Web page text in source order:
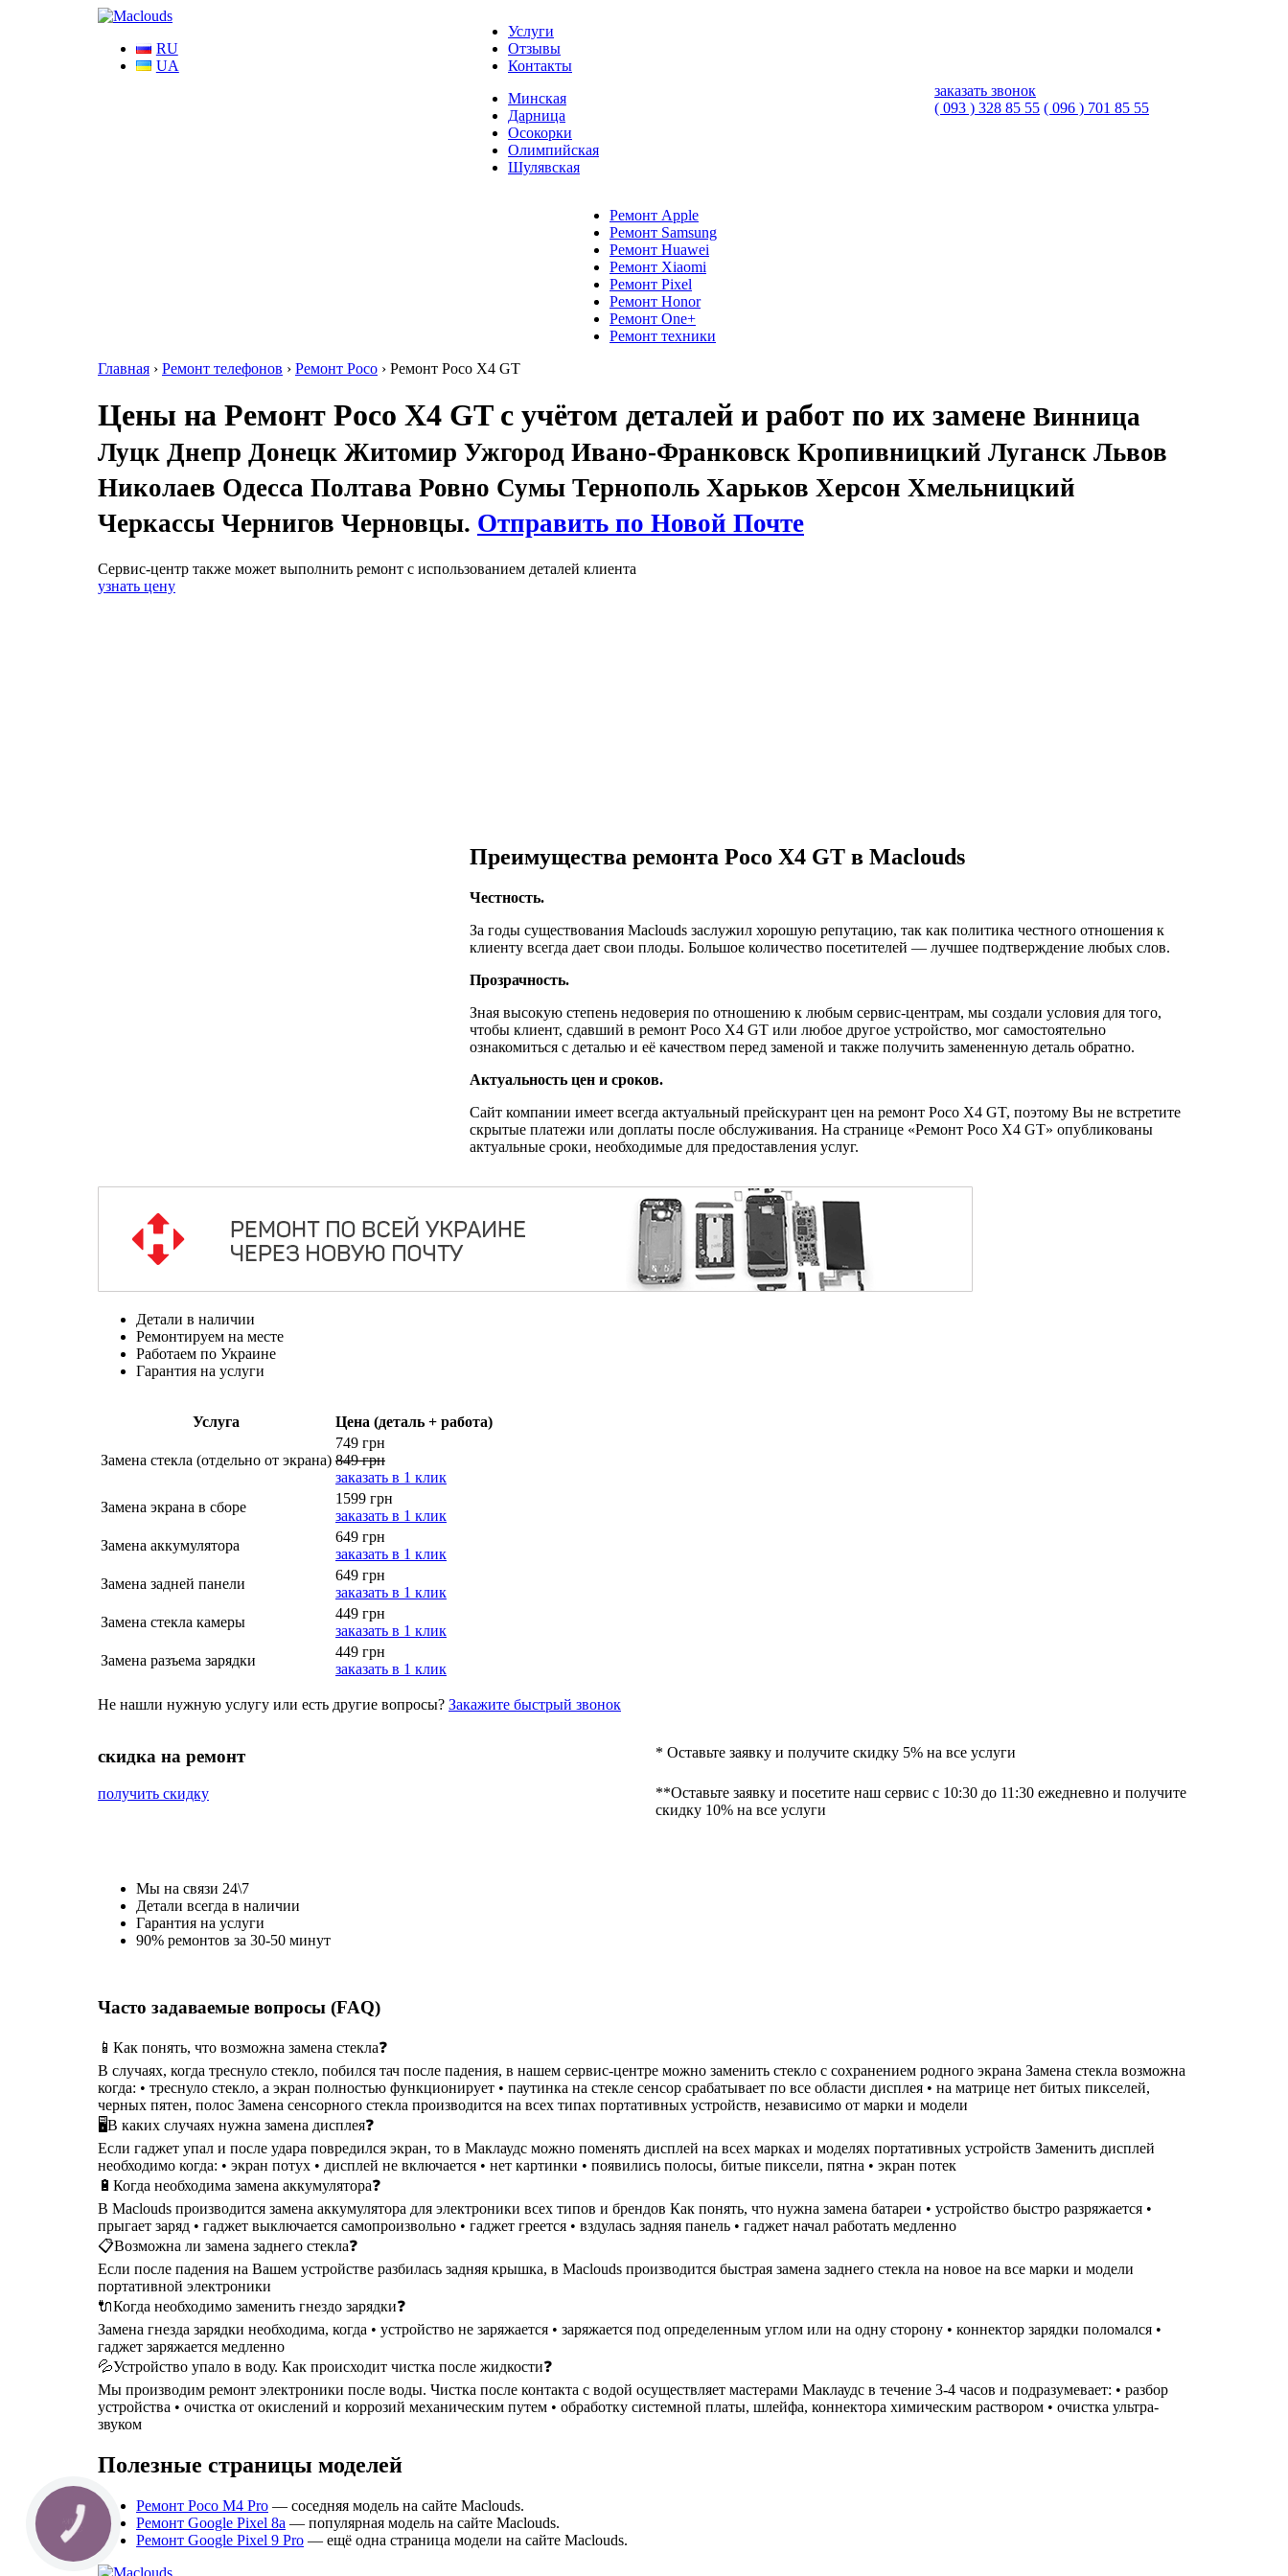
RU
UA
Услуги
Отзывы
Контакты
Минская
Дарница
Осокорки
Олимпийская
Шулявская
заказать звонок
( 093 ) 328 85 55 ( 096 ) 701 85 55
Ремонт Apple
Ремонт Samsung
Ремонт Huawei
Ремонт Xiaomi
Ремонт Pixel
Ремонт Honor
Ремонт One+
Ремонт техники
Главная › Ремонт телефонов › Ремонт Poco › Ремонт Poco X4 GT
Цены на Ремонт Poco X4 GT с учётом деталей и работ по их замене Винница
Луцк Днепр Донецк Житомир Ужгород Ивано-Франковск Кропивницкий Луганск Львов
Николаев Одесса Полтава Ровно Сумы Тернополь Харьков Херсон Хмельницкий
Черкассы Чернигов Черновцы. Отправить по Новой Почте
Сервис-центр также может выполнить ремонт с использованием деталей клиента
узнать цену
Преимущества ремонта Poco X4 GT в Maclouds
Честность.
За годы существования Maclouds заслужил хорошую репутацию, так как политика честного отношения к
клиенту всегда дает свои плоды. Большое количество посетителей — лучшее подтверждение любых слов.
Прозрачность.
Зная высокую степень недоверия по отношению к любым сервис-центрам, мы создали условия для того,
чтобы клиент, сдавший в ремонт Poco X4 GT или любое другое устройство, мог самостоятельно
ознакомиться с деталью и её качеством перед заменой и также получить замененную деталь обратно.
Актуальность цен и сроков.
Сайт компании имеет всегда актуальный прейскурант цен на ремонт Poco X4 GT, поэтому Вы не встретите
скрытые платежи или доплаты после обслуживания. На странице «Ремонт Poco X4 GT» опубликованы
актуальные сроки, необходимые для предоставления услуг.
Детали в наличии
Ремонтируем на месте
Работаем по Украине
Гарантия на услуги
Услуга Цена (деталь + работа)
Замена стекла (отдельно от экрана)
749 грн
849 грн
заказать в 1 клик
Замена экрана в сборе
1599 грн
заказать в 1 клик
Замена аккумулятора
649 грн
заказать в 1 клик
Замена задней панели
649 грн
заказать в 1 клик
Замена стекла камеры
449 грн
заказать в 1 клик
Замена разъема зарядки
449 грн
заказать в 1 клик
Не нашли нужную услугу или есть другие вопросы? Закажите быстрый звонок
cкидка на ремонт
получить скидку
* Оставьте заявку и получите скидку 5% на все услуги
**Оставьте заявку и посетите наш сервис с 10:30 до 11:30 ежедневно и получите
скидку 10% на все услуги
Мы на связи 24\7
Детали всегда в наличии
Гарантия на услуги
90% ремонтов за 30-50 минут
Часто задаваемые вопросы (FAQ)
📱Как понять, что возможна замена стекла❓
В случаях, когда треснуло стекло, побился тач после падения, в нашем сервис-центре можно заменить стекло с сохранением родного экрана Замена стекла возможна
когда: • треснуло стекло, а экран полностью функционирует • паутинка на стекле сенсор срабатывает по все области дисплея • на матрице нет битых пикселей,
черных пятен, полос Замена сенсорного стекла производится на всех типах портативных устройств, независимо от марки и модели
🖥В каких случаях нужна замена дисплея❓
Если гаджет упал и после удара повредился экран, то в Маклаудс можно поменять дисплей на всех марках и моделях портативных устройств Заменить дисплей
необходимо когда: • экран потух • дисплей не включается • нет картинки • появились полосы, битые пиксели, пятна • экран потек
🔋Когда необходима замена аккумулятора❓
В Maclouds производится замена аккумулятора для электроники всех типов и брендов Как понять, что нужна замена батареи • устройство быстро разряжается •
прыгает заряд • гаджет выключается самопроизвольно • гаджет греется • вздулась задняя панель • гаджет начал работать медленно
📋Возможна ли замена заднего стекла❓
Если после падения на Вашем устройстве разбилась задняя крышка, в Maclouds производится быстрая замена заднего стекла на новое на все марки и модели
портативной электроники
🔌Когда необходимо заменить гнездо зарядки❓
Замена гнезда зарядки необходима, когда • устройство не заряжается • заряжается под определенным углом или на одну сторону • коннектор зарядки поломался •
гаджет заряжается медленно
💦Устройство упало в воду. Как происходит чистка после жидкости❓
Мы производим ремонт электроники после воды. Чистка после контакта с водой осуществляет мастерами Маклаудс в течение 3-4 часов и подразумевает: • разбор
устройства • очистка от окислений и коррозий механическим путем • обработку системной платы, шлейфа, коннектора химическим раствором • очистка ультра-
звуком
Полезные страницы моделей
Ремонт Poco M4 Pro — соседняя модель на сайте Maclouds.
Ремонт Google Pixel 8a — популярная модель на сайте Maclouds.
Ремонт Google Pixel 9 Pro — ещё одна страница модели на сайте Maclouds.
КНОПКА
СВЯЗИ